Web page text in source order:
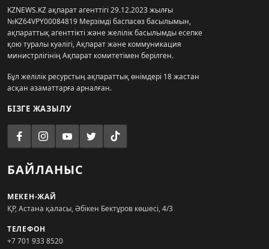
KZNEWS.KZ ақпарат агенттігі 29.12.2023 жылғы
№KZ64VPY00084819 Мерзімді баспасөз басылымын,
ақпараттық агенттікті және желілік басылымды есепке
қою туралы куәлігі, Ақпарат және коммуникация
министрлігінің Ақпарат комитетімен берілген.
Бұл желілік ресурстың ақпараттық өнімдері 18 жастан
асқан азаматтарға арналған.
БІЗГЕ ЖАЗЫЛУ
БАЙЛАНЫС
МЕКЕН-ЖАЙ
ҚР, Астана қаласы, Әбікен Бектұров көшесі, 4/3
ТЕЛЕФОН
+7 701 933 8520